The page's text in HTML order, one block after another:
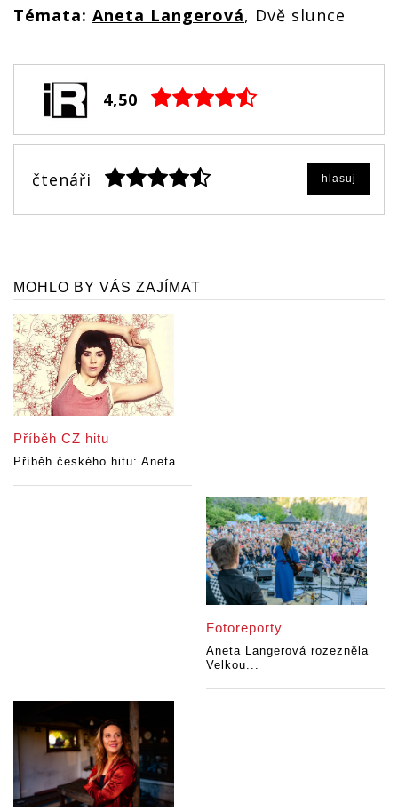
Témata: Aneta Langerová, Dvě slunce
4,50
čtenáři hlasuj
MOHLO BY VÁS ZAJÍMAT
Příběh CZ hitu
Příběh českého hitu: Aneta...
Fotoreporty
Aneta Langerová rozezněla
Velkou...